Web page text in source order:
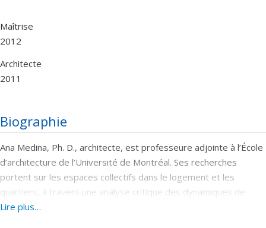
Maîtrise
2012
Architecte
2011
Biographie
Ana Medina, Ph. D., architecte, est professeure adjointe à l’École
d’architecture de l’Université de Montréal. Ses recherches
portent sur les espaces collectifs dans le logement et les
quartiers, à travers une analyse critique des dynamiques de
privatisation, d’informalité et des pratiques quotidiennes, en lien
Lire plus…